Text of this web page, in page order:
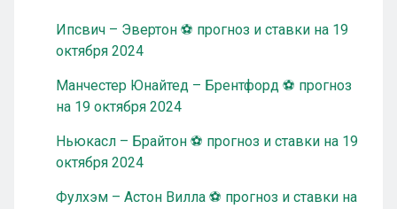
Ипсвич – Эвертон ⚽ прогноз и ставки на 19
октября 2024
Манчестер Юнайтед – Брентфорд ⚽ прогноз
на 19 октября 2024
Ньюкасл – Брайтон ⚽ прогноз и ставки на 19
октября 2024
Фулхэм – Астон Вилла ⚽ прогноз и ставки на